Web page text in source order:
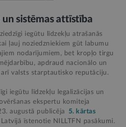
un sistēmas attīstība
iegūtu līdzekļu atrašanās
ļauj noziedzniekiem gūt labumu
nodarījumiem, bet kropļo tirgu
apdraud nacionālo un
valsts starptautisko reputāciju.
iegūtu līdzekļu legalizācijas un
ekspertu komiteja
augustā publicēja
5. kārtas
īstenotie NILLTFN pasākumi.